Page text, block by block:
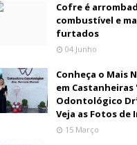
Cofre é
combustível e
furtados
04 Junho
Conheça o Mais
em
Odontológico
Veja as Fotos de
15 Março